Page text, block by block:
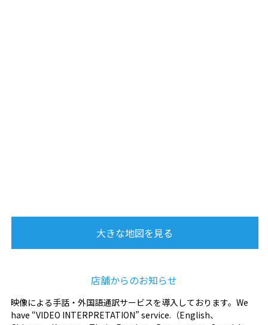
大きな地図を見る
店舗からのお知らせ
映像による手話・外国語通訳サービスを導入しております。We
have “VIDEO INTERPRETATION” service.（English、